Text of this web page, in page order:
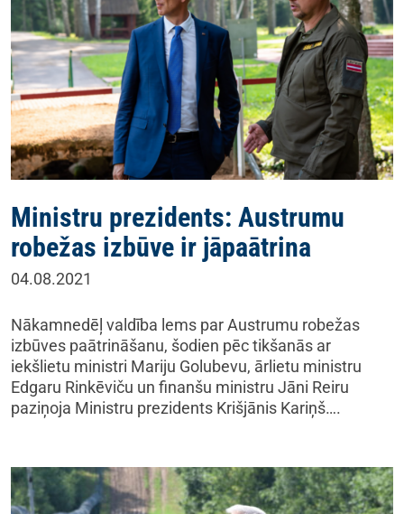
Ministru prezidents: Austrumu
robežas izbūve ir jāpaātrina
04.08.2021
Nākamnedēļ valdība lems par Austrumu robežas
izbūves paātrināšanu, šodien pēc tikšanās ar
iekšlietu ministri Mariju Golubevu, ārlietu ministru
Edgaru Rinkēviču un finanšu ministru Jāni Reiru
paziņoja Ministru prezidents Krišjānis Kariņš….